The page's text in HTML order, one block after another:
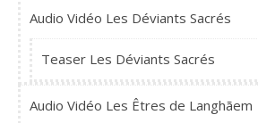
Audio Vidéo Les Déviants Sacrés
Teaser Les Déviants Sacrés
Audio Vidéo Les Êtres de Langhãem